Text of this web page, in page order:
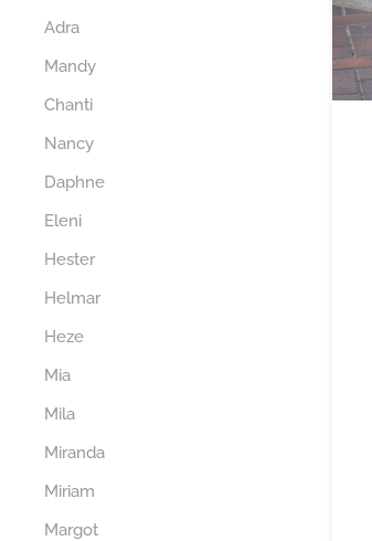
Adra
Mandy
Chanti
Nancy
Daphne
Eleni
Hester
Helmar
Heze
Mia
Mila
Miranda
Miriam
Margot